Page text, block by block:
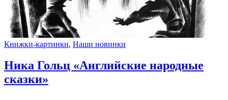
Книжки-картинки, Наши новинки
Ника Гольц «Английские народные
сказки»